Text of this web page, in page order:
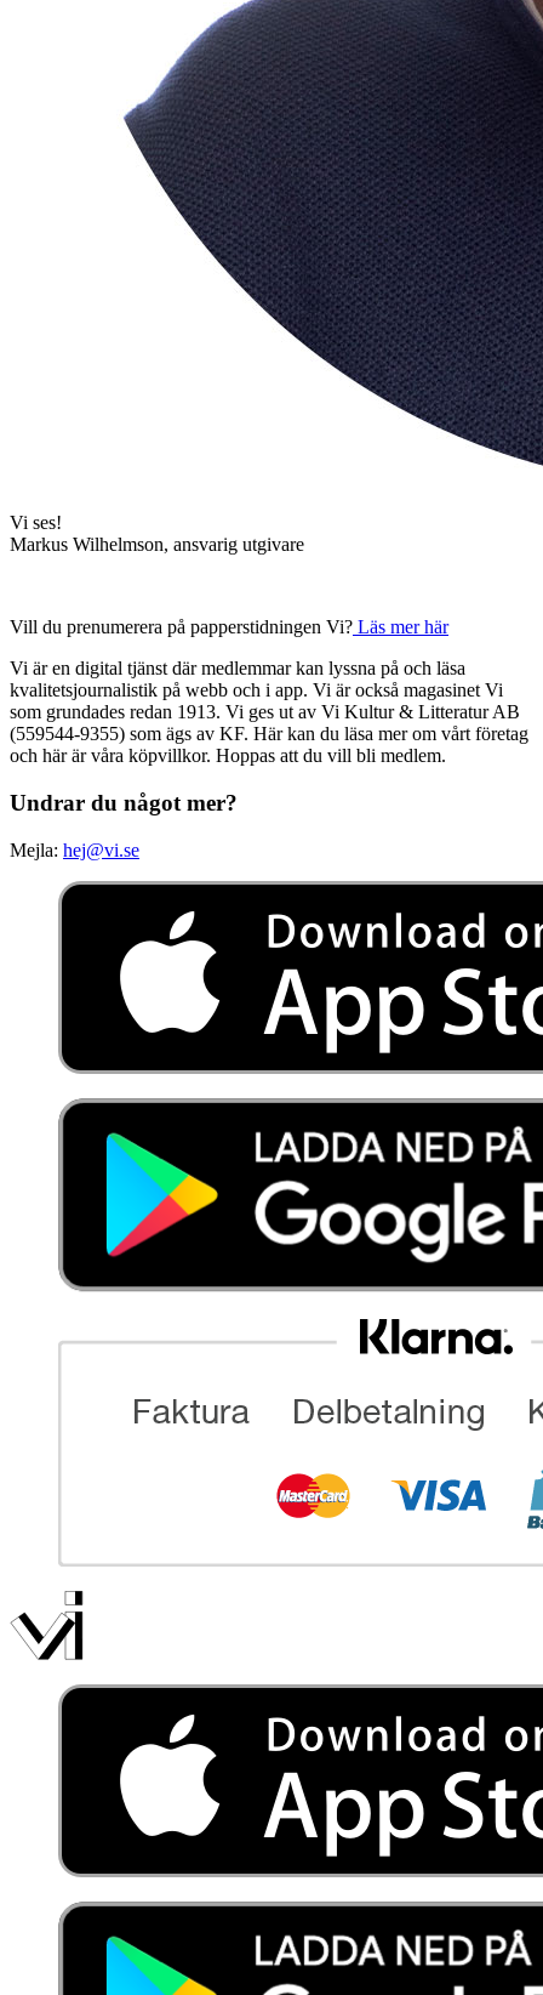
Vi ses!
Markus Wilhelmson, ansvarig utgivare
Vill du prenumerera på papperstidningen Vi? Läs mer här
Vi är en digital tjänst där medlemmar kan lyssna på och läsa
kvalitetsjournalistik på webb och i app. Vi är också magasinet Vi
som grundades redan 1913. Vi ges ut av Vi Kultur & Litteratur AB
(559544-9355) som ägs av KF. Här kan du läsa mer om vårt företag
och här är våra köpvillkor. Hoppas att du vill bli medlem.
Undrar du något mer?
Mejla: hej@vi.se